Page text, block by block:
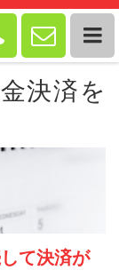

決済を
て決済が